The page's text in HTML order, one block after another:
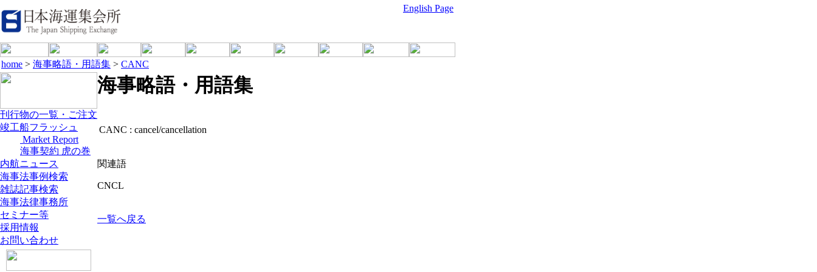
English Page
home > 海事略語・用語集 > CANC
刊行物の一覧・ご注文
竣工船フラッシュ
Market Report
海事契約 虎の巻
内航ニュース
海事法事例検索
雑誌記事検索
海事法律事務所
セミナー等
採用情報
お問い合わせ
海事略語・用語集
CANC : cancel/cancellation
関連語
CNCL
一覧へ戻る